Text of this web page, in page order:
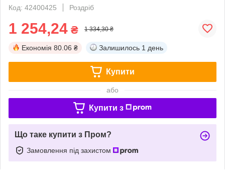
Код: 42400425
Роздріб
1 254,24 ₴ 1 334,30 ₴
Економія 80.06 ₴ Залишилось 1 день
Купити
або
Купити з
Що таке купити з Пром?
Замовлення під захистом